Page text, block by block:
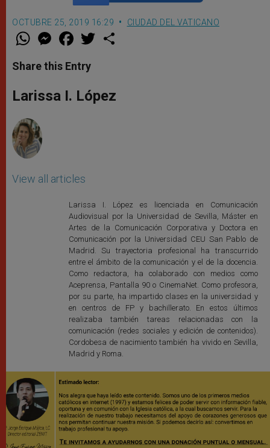
OCTUBRE 25, 2019 16:29 CIUDAD DEL VATICANO
W
t
s
p
p
M
e
s
e
g
e
F
a
e
b
o
k
w
r
Share this Entry
Larissa I. López
View all articles
Larissa I. López es licenciada en Comunicación
Audiovisual por la Universidad de Sevilla, Máster en
Artes de la Comunicación Corporativa y Doctora en
Comunicación por la Universidad CEU San Pablo de
Madrid. Su trayectoria profesional ha transcurrido
entre el ámbito de la comunicación y el de la docencia.
Como redactora, ha colaborado con medios como
Aceprensa, Pantalla 90 o CinemaNet. Como profesora,
por su parte, ha impartido clases en la universidad y
en centros de FP y bachillerato. En estos últimos
realizaba también tareas relacionadas con la
comunicación (redes sociales y edición de contenidos).
Cordobesa de nacimiento también ha vivido en Sevilla,
Madrid y Roma.